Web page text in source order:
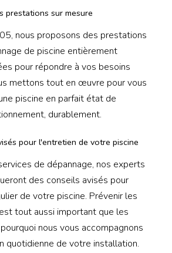
prestations sur mesure
nous proposons des prestations
de piscine entièrement
pour répondre à vos besoins
mettons tout en œuvre pour vous
piscine en parfait état de
durablement.
pour l'entretien de votre piscine
de dépannage, nos experts
des conseils avisés pour
de votre piscine. Prévenir les
tout aussi important que les
nous vous accompagnons
quotidienne de votre installation.